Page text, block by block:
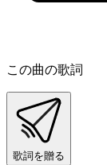
この曲の歌詞
歌詞を贈る